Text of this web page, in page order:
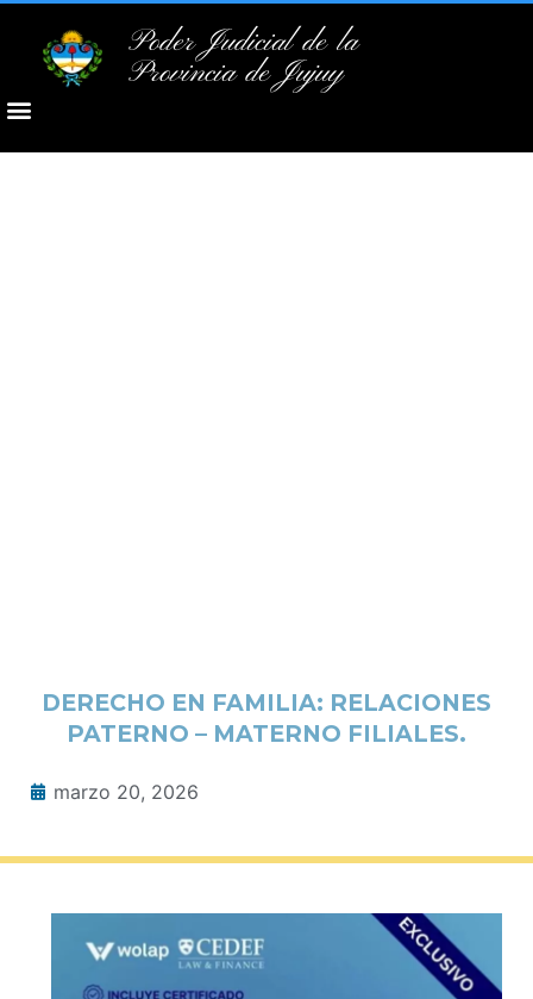
Poder Judicial de la
Provincia de Jujuy
DERECHO EN FAMILIA: RELACIONES
PATERNO – MATERNO FILIALES.
marzo 20, 2026